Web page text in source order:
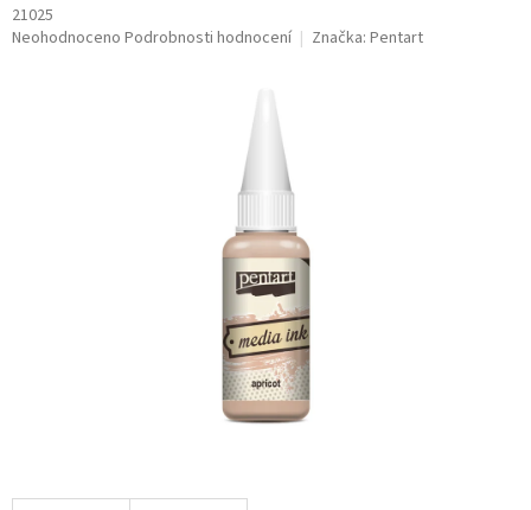
21025
Průměrné
Neohodnoceno Podrobnosti hodnocení Značka: Pentart